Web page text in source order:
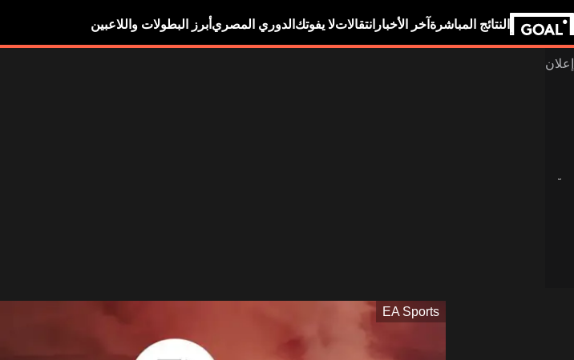
النتائج المباشرة آخر الأخبار انتقالاتلا يفوتك الدوري المصري أبرز البطولات واللاعبين
EA Sports